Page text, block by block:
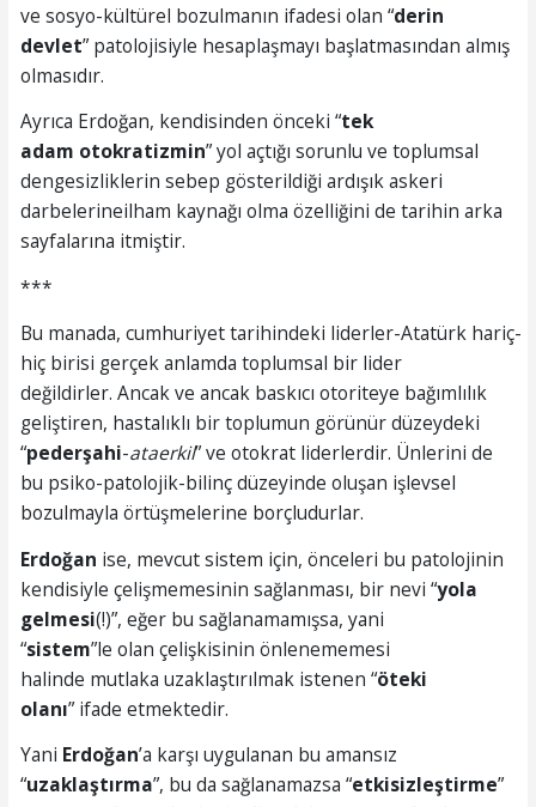
ve sosyo-kültürel bozulmanın ifadesi olan “derin
devlet” patolojisiyle hesaplaşmayı başlatmasından almış
olmasıdır.
Ayrıca Erdoğan, kendisinden önceki “tek
adam otokratizmin” yol açtığı sorunlu ve toplumsal
dengesizliklerin sebep gösterildiği ardışık askeri
darbelerineilham kaynağı olma özelliğini de tarihin arka
sayfalarına itmiştir.
***
Bu manada, cumhuriyet tarihindeki liderler-Atatürk hariç-
hiç birisi gerçek anlamda toplumsal bir lider
değildirler. Ancak ve ancak baskıcı otoriteye bağımlılık
geliştiren, hastalıklı bir toplumun görünür düzeydeki
“pederşahi-ataerkil” ve otokrat liderlerdir. Ünlerini de
bu psiko-patolojik-bilinç düzeyinde oluşan işlevsel
bozulmayla örtüşmelerine borçludurlar.
Erdoğan ise, mevcut sistem için, önceleri bu patolojinin
kendisiyle çelişmemesinin sağlanması, bir nevi “yola
gelmesi(!)”, eğer bu sağlanamamışsa, yani
“sistem”le olan çelişkisinin önlenememesi
halinde mutlaka uzaklaştırılmak istenen “öteki
olanı” ifade etmektedir.
Yani Erdoğan’a karşı uygulanan bu amansız
“uzaklaştırma”, bu da sağlanamazsa “etkisizleştirme”